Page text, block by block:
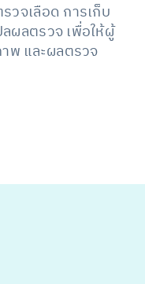
วจเลือด การเก็บ
ผลตรวจ เพื่อให้ผู้
าพ และผลตรวจ